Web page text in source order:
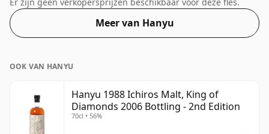
reguliere bottelgrootte van 70cl.
Meer van Hanyu
OOK VAN HANYU
Hanyu 1988 Ichiros Malt, King of
Diamonds 2006 Bottling - 2nd Edition
70cl • 56%